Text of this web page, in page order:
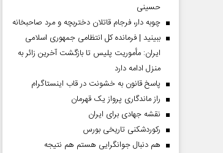
حسینی
چوبه دار، فرجام قاتلان دختربچه و مرد صاحبخانه
ببینید | فرمانده کل انتظامی جمهوری اسلامی
ایران­: مأموریت پلیس تا بازگشت آخرین زائر به
منزل ادامه دارد
پاسخ قانون به خشونت در قاب اینستاگرام
راز ماندگاری پرواز یک قهرمان
نقشه جهادی برای ایران
رکوردشکنی تاریخی بورس
هم دنبال جوانگرایی هستم هم نتیجه